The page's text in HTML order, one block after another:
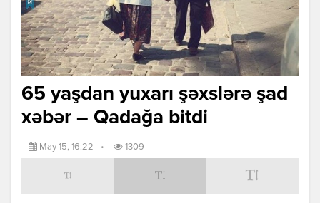
65 yaşdan yuxarı şəxslərə şad
xəbər – Qadağa bitdi
May 15, 16:22 • 1309